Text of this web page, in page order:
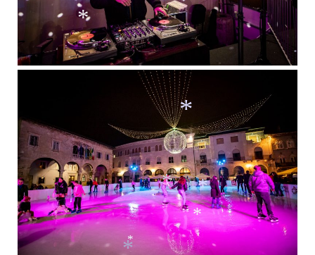
*
*
*
*
*
*
**